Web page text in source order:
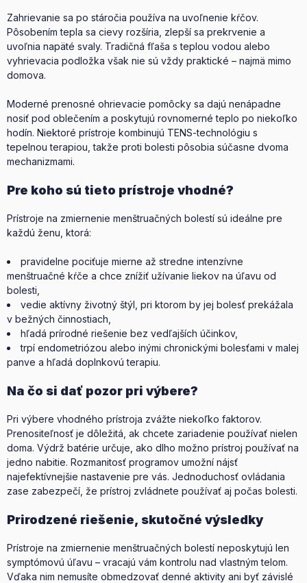
Zahrievanie sa po stáročia používa na uvoľnenie kŕčov.
Pôsobením tepla sa cievy rozšíria, zlepší sa prekrvenie a
uvoľnia napäté svaly. Tradičná fľaša s teplou vodou alebo
vyhrievacia podložka však nie sú vždy praktické – najmä mimo
domova.
Moderné prenosné ohrievacie pomôcky sa dajú nenápadne
nosiť pod oblečením a poskytujú rovnomerné teplo po niekoľko
hodín. Niektoré prístroje kombinujú TENS-technológiu s
tepelnou terapiou, takže proti bolesti pôsobia súčasne dvoma
mechanizmami.
Pre koho sú tieto prístroje vhodné?
Prístroje na zmiernenie menštruačných bolestí sú ideálne pre
každú ženu, ktorá:
pravidelne pociťuje mierne až stredne intenzívne
menštruačné kŕče a chce znížiť užívanie liekov na úľavu od
bolesti,
vedie aktívny životný štýl, pri ktorom by jej bolesť prekážala
v bežných činnostiach,
hľadá prírodné riešenie bez vedľajších účinkov,
trpí endometriózou alebo inými chronickými bolesťami v malej
panve a hľadá doplnkovú terapiu.
Na čo si dať pozor pri výbere?
Pri výbere vhodného prístroja zvážte niekoľko faktorov.
Prenositeľnosť je dôležitá, ak chcete zariadenie používať nielen
doma. Výdrž batérie určuje, ako dlho možno prístroj používať na
jedno nabitie. Rozmanitosť programov umožní nájsť
najefektívnejšie nastavenie pre vás. Jednoduchosť ovládania
zase zabezpečí, že prístroj zvládnete používať aj počas bolesti.
Prirodzené riešenie, skutočné výsledky
Prístroje na zmiernenie menštruačných bolestí neposkytujú len
symptómovú úľavu – vracajú vám kontrolu nad vlastným telom.
Vďaka nim nemusíte obmedzovať denné aktivity ani byť závislé